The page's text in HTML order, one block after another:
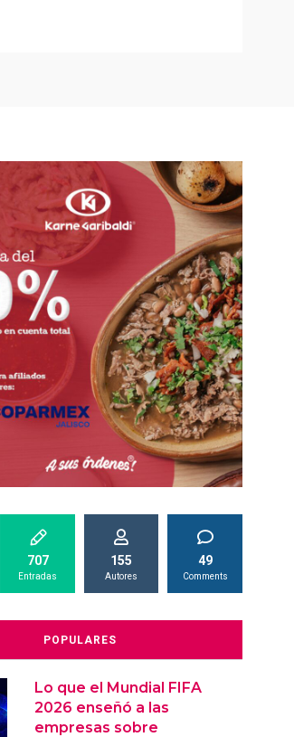
707
Entradas
155
Autores
49
Comments
POPULARES
Lo que el Mundial FIFA
2026 enseñó a las
empresas sobre